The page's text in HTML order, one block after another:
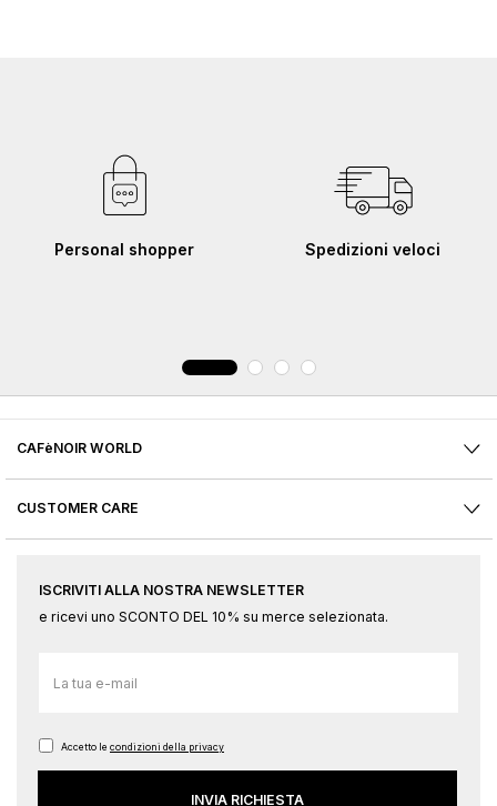
Personal shopper Spedizioni veloci
CAFèNOIR WORLD
CUSTOMER CARE
ISCRIVITI ALLA NOSTRA NEWSLETTER
e ricevi uno SCONTO DEL 10% su merce selezionata.
alla
Newsletter:
Accetto le condizioni della privacy
INVIA RICHIESTA